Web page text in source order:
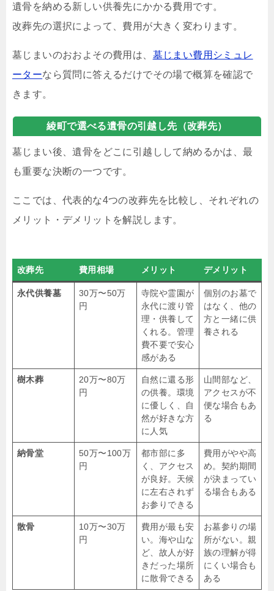
遺骨を納める新しい供養先にかかる費用です。
改葬先の選択によって、費用が大きく変わります。
墓じまいのおおよその費用は、 墓じまい費用シミュレ
ーターなら質問に答えるだけでその場で概算を確認で
きます。
綾町で選べる遺骨の引越し先（改葬先）
墓じまい後、遺骨をどこに引越しして納めるかは、最
も重要な決断の一つです。
ここでは、代表的な4つの改葬先を比較し、それぞれの
メリット・デメリットを解説します。
改葬先 費用相場 メリット デメリット
永代供養墓
30万〜50万
円
寺院や霊園が
永代に渡り管
理・供養して
くれる。管理
費不要で安心
感がある
個別のお墓で
はなく、他の
方と一緒に供
養される
樹木葬
20万〜80万
円
自然に還る形
の供養。環境
に優しく、自
然が好きな方
に人気
山間部など、
アクセスが不
便な場合もあ
る
納骨堂
50万〜100万
円
都市部に多
く、アクセス
が良好。天候
に左右されず
お参りできる
費用がやや高
め。契約期間
が決まってい
る場合もある
散骨
10万〜30万
円
費用が最も安
い。海や山な
ど、故人が好
きだった場所
に散骨できる
お墓参りの場
所がない。親
族の理解が得
にくい場合も
ある